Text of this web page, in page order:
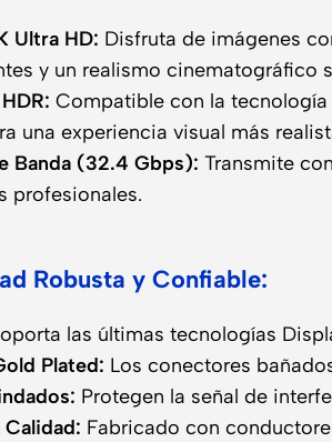
Ultra HD: Disfruta de imágenes
y un realismo cinematográfico
Compatible con la
una experiencia visual más
Banda (32.4 Gbps): Transmite
profesionales.
Robusta y Confiable:
las últimas tecnologías
Plated: Los conectores
Protegen la señal de
Fabricado con